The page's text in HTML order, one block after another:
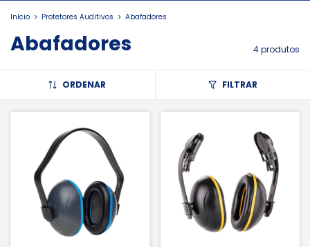
Início > Protetores Auditivos > Abafadores
Abafadores 4 produtos
ORDENAR FILTRAR